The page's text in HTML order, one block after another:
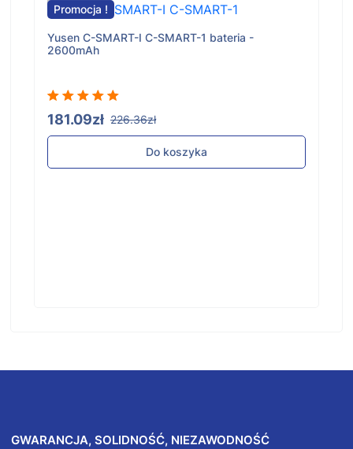
Promocja !
Yusen C-SMART-I C-SMART-1 bateria -
2600mAh
181.09zł 226.36zł
Do koszyka
GWARANCJA, SOLIDNOŚĆ, NIEZAWODNOŚĆ